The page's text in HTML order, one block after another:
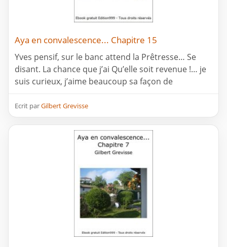
Aya en convalescence... Chapitre 15
Yves pensif, sur le banc attend la Prêtresse… Se
disant. La chance que j’ai Qu’elle soit revenue !… je
suis curieux, j’aime beaucoup sa façon de
Ecrit parGilbert Grevisse